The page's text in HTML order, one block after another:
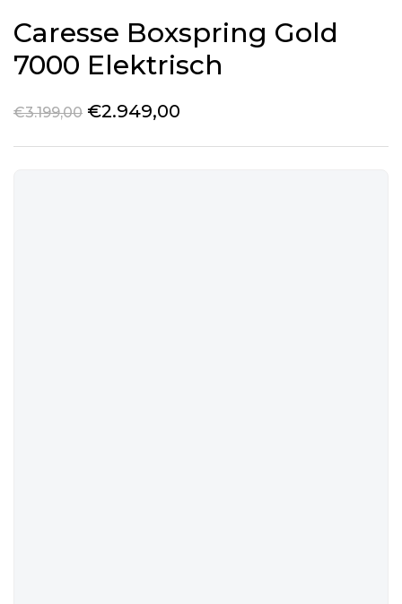
Caresse Boxspring Gold
7000 Elektrisch
€3.199,00 €2.949,00